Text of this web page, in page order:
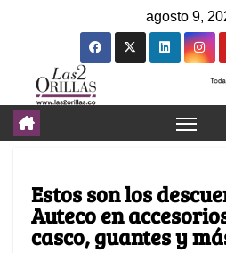
agosto 9,
Estos son los
Auteco en
casco, guantes y